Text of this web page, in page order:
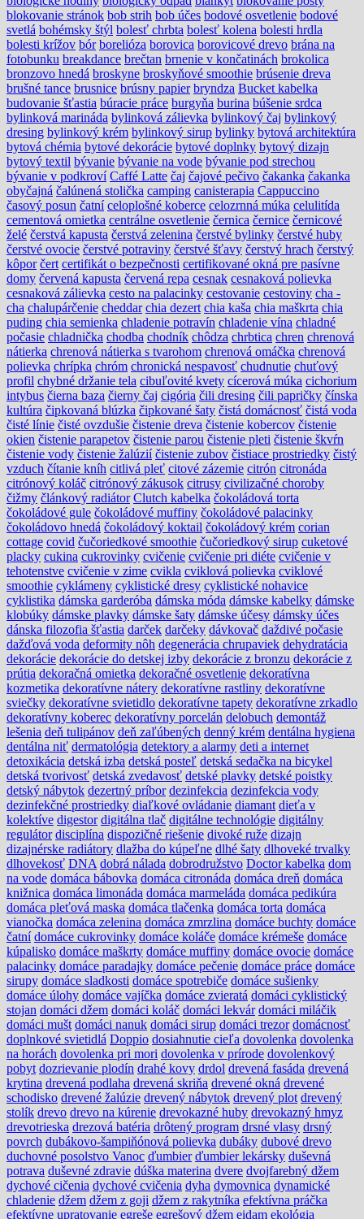
blokovanie stránok bob strih bob účes bodové osvetlenie bodové
svetlá bohémsky štýl bolesť chrbta bolesť kolena bolesti hrdla
bolesti krížov bór borelióza borovica borovicové drevo brána na
fotobunku breakdance brečtan brnenie v končatinách brokolica
bronzovo hnedá broskyne broskyňové smoothie brúsenie dreva
brušné tance brusnice brúsny papier bryndza Bucket kabelka
budovanie šťastia búracie práce burgyňa burina búšenie srdca
bylinková marináda bylinková zálievka bylinkový čaj bylinkový
dresing bylinkový krém bylinkový sirup bylinky bytová architektúra
bytová chémia bytové dekorácie bytové doplnky bytový dizajn
bytový textil bývanie bývanie na vode bývanie pod strechou
bývanie v podkroví Caffé Latte čaj čajové pečivo čakanka čakanka
obyčajná čalúnená stolička camping canisterapia Cappuccino
časový posun čatní celoplošné koberce celozrnná múka celulitída
cementová omietka centrálne osvetlenie černica černice černicové
želé čerstvá kapusta čerstvá zelenina čerstvé bylinky čerstvé huby
čerstvé ovocie čerstvé potraviny čerstvé šťavy čerstvý hrach čerstvý
kôpor čert certifikát o bezpečnosti certifikované okná pre pasívne
domy červená kapusta červená repa cesnak cesnaková polievka
cesnaková zálievka cesto na palacinky cestovanie cestoviny cha -
cha chalupárčenie cheddar chia dezert chia kaša chia maškrta chia
puding chia semienka chladenie potravín chladenie vína chladné
počasie chladnička chodba chodník chôdza chrbtica chren chrenová
nátierka chrenová nátierka s tvarohom chrenová omáčka chrenová
polievka chrípka chróm chronická nespavosť chudnutie chuťový
profil chybné držanie tela cibuľovité kvety cícerová múka cichorium
intybus čierna baza čierny čaj cigória čili dresing čili papričky čínska
kultúra čipkovaná blúzka čipkované šaty čistá domácnosť čistá voda
čisté línie čisté ovzdušie čistenie dreva čistenie kobercov čistenie
okien čistenie parapetov čistenie parou čistenie pleti čistenie škvŕn
čistenie vody čistenie žalúzií čistenie zubov čistiace prostriedky čistý
vzduch čítanie kníh citlivá pleť citové zázemie citrón citronáda
citrónový koláč citrónový zákusok citrusy civilizačné choroby
čižmy článkový radiátor Clutch kabelka čokoládová torta
čokoládové gule čokoládové muffiny čokoládové palacinky
čokoládovo hnedá čokoládový koktail čokoládový krém corian
cottage covid čučoriedkové smoothie čučoriedkový sirup cuketové
placky cukina cukrovinky cvičenie cvičenie pri diéte cvičenie v
tehotenstve cvičenie v zime cvikla cviklová polievka cviklové
smoothie cyklámeny cyklistické dresy cyklistické nohavice
cyklistika dámska garderóba dámska móda dámske kabelky dámske
klobúky dámske plavky dámske šaty dámske účesy dámsky účes
dánska filozofia šťastia darček darčeky dávkovač daždivé počasie
dažďová voda deformity nôh degenerácia chrupaviek dehydratácia
dekorácie dekorácie do detskej izby dekorácie z bronzu dekorácie z
prútia dekoračná omietka dekoračné osvetlenie dekoratívna
kozmetika dekoratívne nátery dekoratívne rastliny dekoratívne
sviečky dekoratívne svietidlo dekoratívne tapety dekoratívne zrkadlo
dekoratívny koberec dekoratívny porcelán delobuch demontáž
lešenia deň tulipánov deň zaľúbených denný krém dentálna hygiena
dentálna niť dermatológia detektory a alarmy deti a internet
detoxikácia detská izba detská posteľ detská sedačka na bicykel
detská tvorivosť detská zvedavosť detské plavky detské poistky
detský nábytok dezertný príbor dezinfekcia dezinfekcia vody
dezinfekčné prostriedky diaľkové ovládanie diamant dieťa v
kolektíve digestor digitálna tlač digitálne technológie digitálny
regulátor disciplína dispozičné riešenie divoké ruže dizajn
dizajnérske radiátory dlažba do kúpeľne dlhé šaty dlhoveké trvalky
dlhovekosť DNA dobrá nálada dobrodružstvo Doctor kabelka dom
na vode domáca bábovka domáca citronáda domáca dreň domáca
knižnica domáca limonáda domáca marmeláda domáca pedikúra
domáca pleťová maska domáca tlačenka domáca torta domáca
vianočka domáca zelenina domáca zmrzlina domáce buchty domáce
čatní domáce cukrovinky domáce koláče domáce krémeše domáce
kúpalisko domáce maškrty domáce muffiny domáce ovocie domáce
palacinky domáce paradajky domáce pečenie domáce práce domáce
sirupy domáce sladkosti domáce spotrebiče domáce sušienky
domáce úlohy domáce vajíčka domáce zvieratá domáci cyklistický
stojan domáci džem domáci koláč domáci lekvár domáci miláčik
domáci mušt domáci nanuk domáci sirup domáci trezor domácnosť
doplnkové svietidlá Doppio dosiahnutie cieľa dovolenka dovolenka
na horách dovolenka pri mori dovolenka v prírode dovolenkový
pobyt dozrievanie plodín drahé kovy drdol drevená fasáda drevená
krytina drevená podlaha drevená skriňa drevené okná drevené
schodisko drevené žalúzie drevený nábytok drevený plot drevený
stolík drevo drevo na kúrenie drevokazné huby drevokazný hmyz
drevotrieska drezová batéria drôtený program drsné vlasy drsný
povrch dubákovo-šampiňónová polievka dubáky dubové drevo
duchovné posolstvo Vanoc ďumbier ďumbier lekársky duševná
potrava duševné zdravie dúška materina dvere dvojfarebný džem
dychové cičenia dychové cvičenia dyha dymovnica dynamické
chladenie džem džem z goji džem z rakytníka efektívna práčka
efektívne upratovanie egreše egrešový džem eidam ekológia